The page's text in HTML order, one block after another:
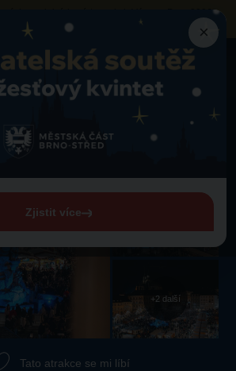
prodejních míst
na akci „Vánoce Brno 2026“
organizacemi a sociálními podniky
Atrakce Kašna Parnas
+2 další
Tato atrakce se mi líbí
×
Zjistit více